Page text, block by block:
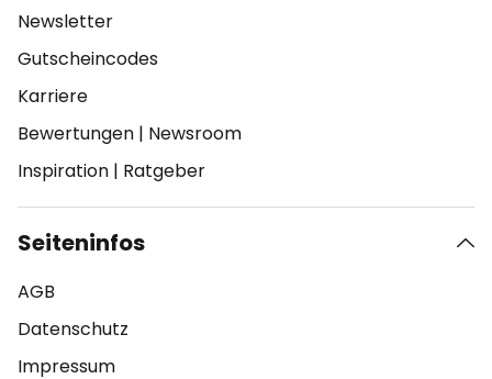
Newsletter
Gutscheincodes
Karriere
Bewertungen | Newsroom
Inspiration | Ratgeber
Seiteninfos
AGB
Datenschutz
Impressum